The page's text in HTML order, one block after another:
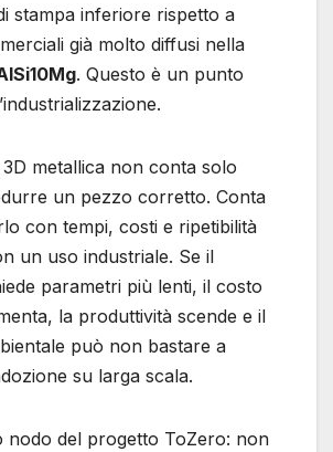
stampa inferiore rispetto a
già molto diffusi nella
. Questo è un punto
metallica non conta solo
un pezzo corretto. Conta
con tempi, costi e ripetibilità
un uso industriale. Se il
parametri più lenti, il costo
la produttività scende e il
può non bastare a
su larga scala.
nodo del progetto ToZero: non